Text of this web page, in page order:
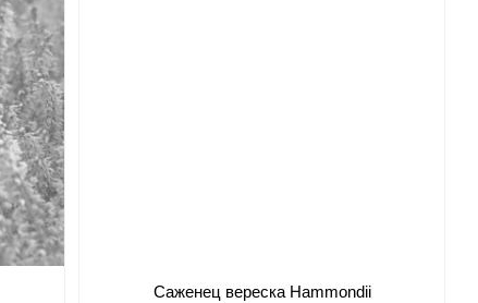
Саженец вереска Hammondii